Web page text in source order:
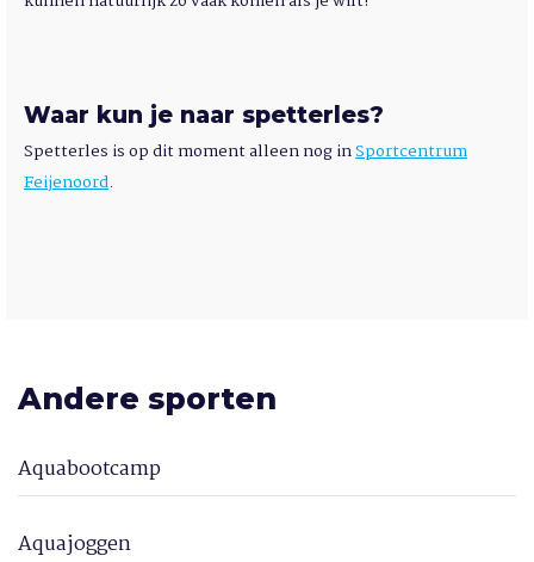
Waar kun je naar spetterles?
Spetterles is op dit moment alleen nog inSportcentrum
Feijenoord.
Andere sporten
Aquabootcamp
Aquajoggen